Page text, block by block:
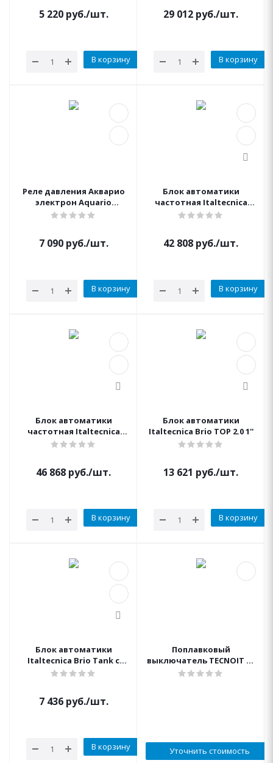
5 220руб./шт.
В корзину
29 012 руб./шт.
В корзину
Реле давления Акварио
электрон Aquario
masterswitch-9m V1
7 090руб./шт.
В корзину
Блок автоматики
частотная Italtecnica
Sirio Universal 1'' 1/4
42 808 руб./шт.
В корзину
Блок автоматики
частотная Italtecnica
Sirio Universal XP 1'' 1/4
46 868 руб./шт.
В корзину
Блок автоматики
Italtecnica Brio TOP 2.0 1''
13 621 руб./шт.
В корзину
Блок автоматики
Italtecnica Brio Tank с
кабелем 1" 12А автомат
7 436руб./шт.
В корзину
Поплавковый
выключатель TECNOIT 10
ПВХ-кабель 10 м с
Уточнить стоимость